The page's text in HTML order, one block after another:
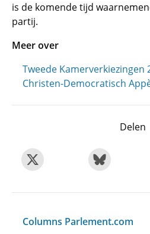
is de komende tijd
partij.
Meer over
Tweede Kamerverkiezingen
Christen-Democratisch
Delen
Columns Parlement.com